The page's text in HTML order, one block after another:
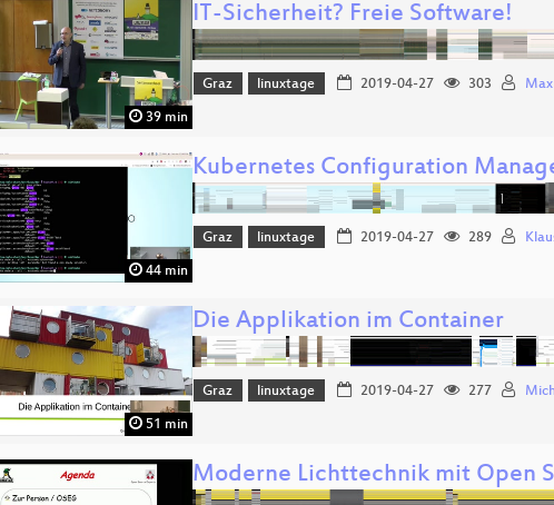
39 min
IT-Sicherheit? Freie Software!
Graz linuxtage 2019-04-27 303
44 min
Kubernetes Configuration
Graz linuxtage 2019-04-27 289
51 min
Die Applikation im Container
Graz linuxtage 2019-04-27 277
Moderne Lichttechnik mit Open